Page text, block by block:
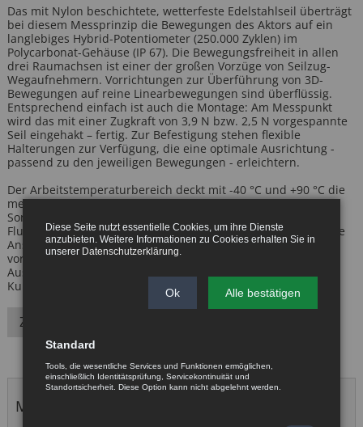
Das mit Nylon beschichtete, wetterfeste Edelstahlseil überträgt
bei diesem Messprinzip die Bewegungen des Aktors auf ein
langlebiges Hybrid-Potentiometer (250.000 Zyklen) im
Polycarbonat-Gehäuse (IP 67). Die Bewegungsfreiheit in allen
drei Raumachsen ist einer der großen Vorzüge von Seilzug-
Wegaufnehmern. Vorrichtungen zur Überführung von 3D-
Bewegungen auf reine Linearbewegungen sind überflüssig.
Entsprechend einfach ist auch die Montage: Am Messpunkt
wird das mit einer Zugkraft von 3,9 N bzw. 2,5 N vorgespannte
Seil eingehakt – fertig. Zur Befestigung stehen flexible
Halterungen zur Verfügung, die eine optimale Ausrichtung -
passend zu den jeweiligen Bewegungen - erleichtern.
Der Arbeitstemperaturbereich deckt mit -40 °C und +90 °C die
meisten Anwendungen im industriellen Bereich, im
Sondermaschinenbau oder auch für Einsätze an
Flurfahrzeugen ab. Per M12-Steckverbinder ist der elektrische
Anschluss für harte Umgebungsbedingungen bestens
vorbereitet. Positionssensoren der Serie SGH mit CANopen-
Ausgang sind ab Lager lieferbar, können aber auch nach
Kundenwunsch modifiziert werden.
Zurück
Messetermine 2026
Diese Seite nutzt essentielle Cookies, um ihre Dienste
anzubieten. Weitere Informationen zu Cookies erhalten Sie in
unserer Datenschutzerklärung.
Ok Alle bestätigen
Standard
Tools, die wesentliche Services und Funktionen ermöglichen,
einschließlich Identitätsprüfung, Servicekontinuität und
Standortsicherheit. Diese Option kann nicht abgelehnt werden.